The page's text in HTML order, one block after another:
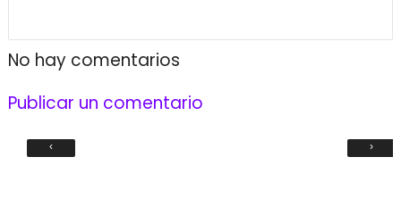
No hay comentarios
Publicar un comentario
‹ ›